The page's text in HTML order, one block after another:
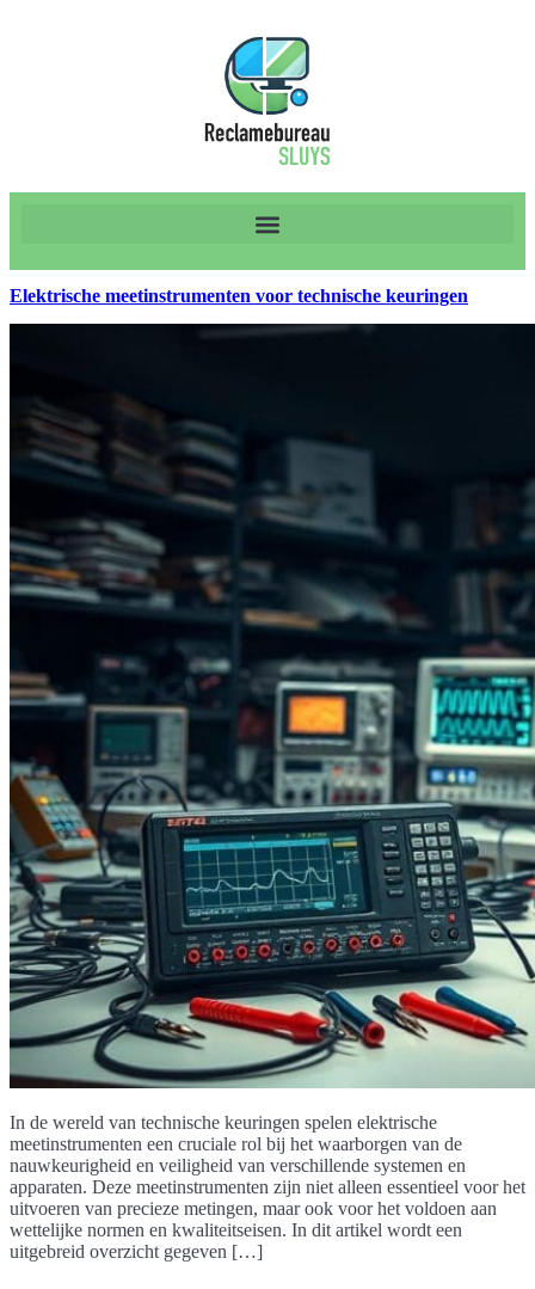
Elektrische meetinstrumenten voor technische keuringen
In de wereld van technische keuringen spelen elektrische
meetinstrumenten een cruciale rol bij het waarborgen van de
nauwkeurigheid en veiligheid van verschillende systemen en
apparaten. Deze meetinstrumenten zijn niet alleen essentieel voor het
uitvoeren van precieze metingen, maar ook voor het voldoen aan
wettelijke normen en kwaliteitseisen. In dit artikel wordt een
uitgebreid overzicht gegeven […]